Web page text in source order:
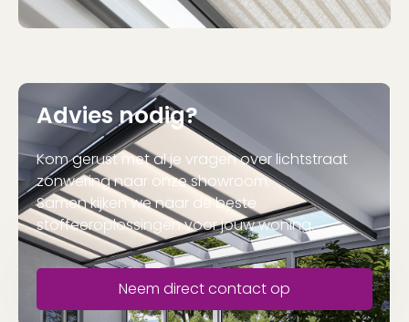
Advies nodig?
Kom gerust met al je vragen over lichtstraat
zonwering naar onze showroom.
Samen kijken we naar de beste
stoffeeroplossingen voor jouw woning.
Neem direct contact op